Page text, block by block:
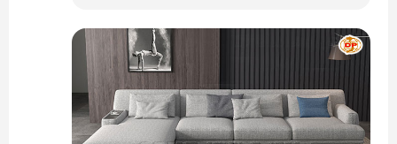
13,000,000₫.
11,000,000₫.